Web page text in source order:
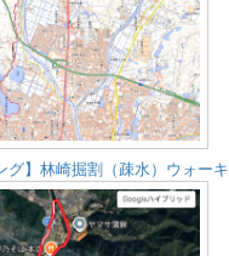
グ】林崎掘割（疎水）ウォー